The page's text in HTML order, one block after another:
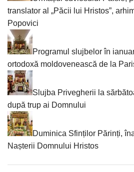
translator al „Păcii lui Hristos”,
Popovici
Programul slujbelor în
ortodoxă moldovenească de la
Slujba Privegherii la
după trup ai Domnului
Duminica Sfinților Părinți,
Nașterii Domnului Hristos